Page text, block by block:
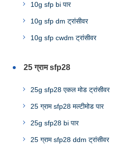
10g sfp bi पार
10g sfp dm ट्रांसीवर
10g sfp cwdm ट्रांसीवर
25 ग्राम sfp28
25g sfp28 एकल मोड ट्रांसीवर
25 ग्राम sfp28 मल्टीमोड पार
25g sfp28 bi पार
25 ग्राम sfp28 ddm ट्रांसीवर